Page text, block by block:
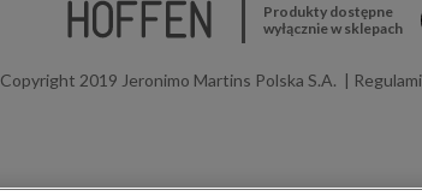
Produkty dostępne
wyłącznie w sklepach
Copyright 2019 Jeronimo Martins Polska S.A.